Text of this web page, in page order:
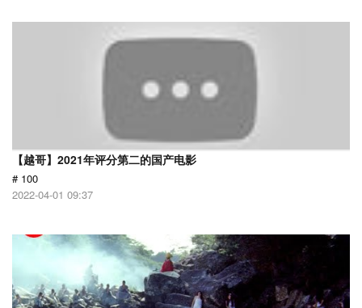
【越哥】2021年评分第二的国产电影
# 100
2022-04-01 09:37